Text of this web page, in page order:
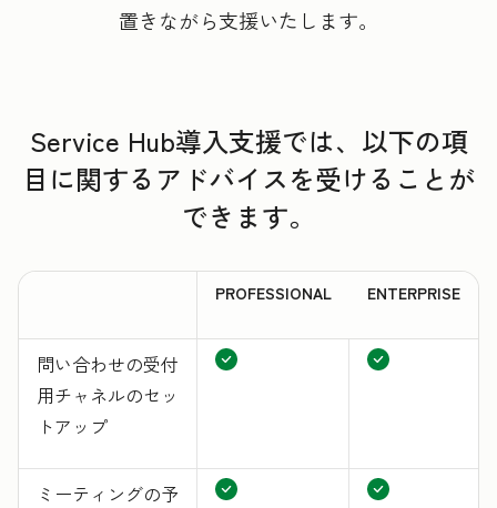
置きながら支援いたします。
Service Hub導入支援では、以下の項
目に関するアドバイスを受けることが
できます。
PROFESSIONAL ENTERPRISE
問い合わせの受付
用チャネルのセッ
トアップ
ミーティングの予